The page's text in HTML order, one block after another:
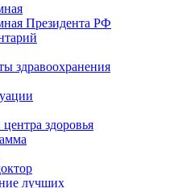
Президента РФ
здравоохранения
здоровья
лучших